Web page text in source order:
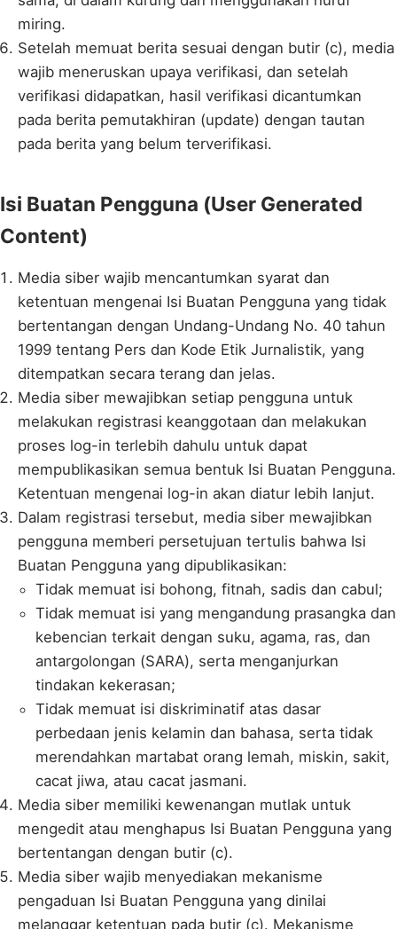
miring.
Setelah memuat berita sesuai dengan butir (c), media
wajib meneruskan upaya verifikasi, dan setelah
verifikasi didapatkan, hasil verifikasi dicantumkan
pada berita pemutakhiran (update) dengan tautan
pada berita yang belum terverifikasi.
Isi Buatan Pengguna (User Generated
Content)
Media siber wajib mencantumkan syarat dan
ketentuan mengenai Isi Buatan Pengguna yang tidak
bertentangan dengan Undang-Undang No. 40 tahun
1999 tentang Pers dan Kode Etik Jurnalistik, yang
ditempatkan secara terang dan jelas.
Media siber mewajibkan setiap pengguna untuk
melakukan registrasi keanggotaan dan melakukan
proses log-in terlebih dahulu untuk dapat
mempublikasikan semua bentuk Isi Buatan Pengguna.
Ketentuan mengenai log-in akan diatur lebih lanjut.
Dalam registrasi tersebut, media siber mewajibkan
pengguna memberi persetujuan tertulis bahwa Isi
Buatan Pengguna yang dipublikasikan:
Tidak memuat isi bohong, fitnah, sadis dan cabul;
Tidak memuat isi yang mengandung prasangka dan
kebencian terkait dengan suku, agama, ras, dan
antargolongan (SARA), serta menganjurkan
tindakan kekerasan;
Tidak memuat isi diskriminatif atas dasar
perbedaan jenis kelamin dan bahasa, serta tidak
merendahkan martabat orang lemah, miskin, sakit,
cacat jiwa, atau cacat jasmani.
Media siber memiliki kewenangan mutlak untuk
mengedit atau menghapus Isi Buatan Pengguna yang
bertentangan dengan butir (c).
Media siber wajib menyediakan mekanisme
pengaduan Isi Buatan Pengguna yang dinilai
melanggar ketentuan pada butir (c). Mekanisme